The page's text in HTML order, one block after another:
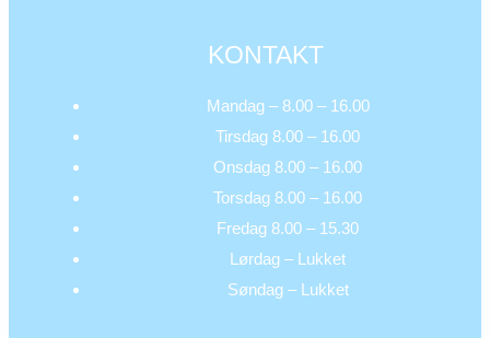
KONTAKT
Mandag – 8.00 – 16.00
Tirsdag 8.00 – 16.00
Onsdag 8.00 – 16.00
Torsdag 8.00 – 16.00
Fredag 8.00 – 15.30
Lørdag – Lukket
Søndag – Lukket